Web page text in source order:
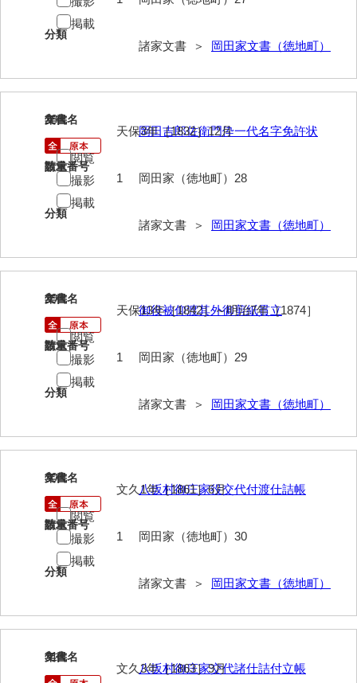
岡田学収集史料
小川家文書
小川五郎収集史料
尾崎家文書
尾崎家文書（防府市）
小田家文書（山口市吉敷）
小田家文書（柳井市金屋）
小田家文書（山口市下小鯖）
鹿島家文書
梶山家文書
片岡トミ子自作農地木札
堅田家文書（山口市２）
分類
諸家文書 ＞ 岡田家文書（徳地町）
掲載
28
文書名
岡田吉郎佐衛門伜一代名字免許状
請求番号
岡田家（徳地町）28
分類
諸家文書 ＞ 岡田家文書（徳地町）
年代
天保3年［1832］12月
数量
1
閲覧
撮影
掲載
29
文書名
御役被仰渡其外御剪紙貫立
請求番号
岡田家（徳地町）29
分類
諸家文書 ＞ 岡田家文書（徳地町）
年代
天保13年［1842］～明治7年［1874］
数量
1
閲覧
撮影
掲載
30
文書名
八坂村御庄家役交代付渡仕詰帳
請求番号
岡田家（徳地町）30
分類
諸家文書 ＞ 岡田家文書（徳地町）
年代
文久1年［1861］6月
数量
1
閲覧
撮影
掲載
31
文書名
八坂村御庄家交代諸仕詰付立帳
年代
文久3年［1863］9月